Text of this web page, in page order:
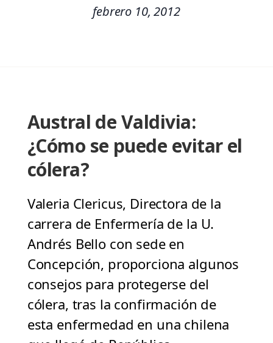
febrero 10, 2012
Austral de Valdivia:
¿Cómo se puede evitar el
cólera?
Valeria Clericus, Directora de la
carrera de Enfermería de la U.
Andrés Bello con sede en
Concepción, proporciona algunos
consejos para protegerse del
cólera, tras la confirmación de
esta enfermedad en una chilena